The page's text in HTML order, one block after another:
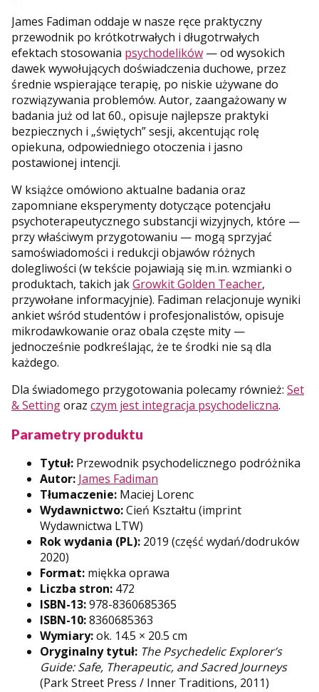
James Fadiman oddaje w nasze ręce praktyczny
przewodnik po krótkotrwałych i długotrwałych
efektach stosowania psychodelików — od wysokich
dawek wywołujących doświadczenia duchowe, przez
średnie wspierające terapię, po niskie używane do
rozwiązywania problemów. Autor, zaangażowany w
badania już od lat 60., opisuje najlepsze praktyki
bezpiecznych i „świętych” sesji, akcentując rolę
opiekuna, odpowiedniego otoczenia i jasno
postawionej intencji.
W książce omówiono aktualne badania oraz
zapomniane eksperymenty dotyczące potencjału
psychoterapeutycznego substancji wizyjnych, które —
przy właściwym przygotowaniu — mogą sprzyjać
samoświadomości i redukcji objawów różnych
dolegliwości (w tekście pojawiają się m.in. wzmianki o
produktach, takich jakGrowkit Golden Teacher,
przywołane informacyjnie). Fadiman relacjonuje wyniki
ankiet wśród studentów i profesjonalistów, opisuje
mikrodawkowanie oraz obala częste mity —
jednocześnie podkreślając, że te środki nie są dla
każdego.
Dla świadomego przygotowania polecamy również: Set
& Settingoraz czym jest integracja psychodeliczna.
Parametry produktu
Tytuł: Przewodnik psychodelicznego podróżnika
Autor: James Fadiman
Tłumaczenie: Maciej Lorenc
Wydawnictwo:Cień Kształtu (imprint
Wydawnictwa LTW)
Rok wydania (PL): 2019 (część wydań/dodruków
2020)
Format: miękka oprawa
Liczba stron: 472
ISBN-13:978-8360685365
ISBN-10:8360685363
Wymiary:ok. 14.5 × 20.5 cm
Oryginalny tytuł: The Psychedelic Explorer’s
Guide: Safe, Therapeutic, and Sacred Journeys
(Park Street Press / Inner Traditions, 2011)